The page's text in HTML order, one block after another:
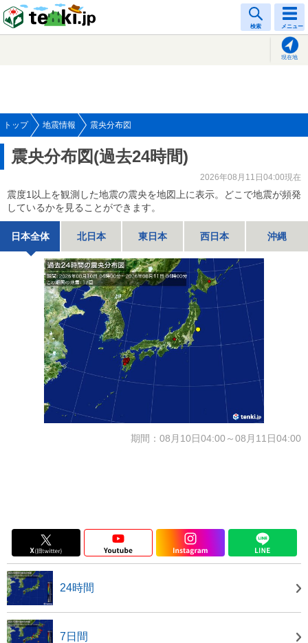
検索 メニュー
現在地
トップ 地震情報 震央分布図
震央分布図(過去24時間)
2026年08月11日04:00現在
震度1以上を観測した地震の震央を地図上に表示。どこで地震が頻発
しているかを見ることができます。
日本全体 北日本 東日本 西日本 沖縄
期間：08月10日04:00～08月11日04:00
24時間
7日間